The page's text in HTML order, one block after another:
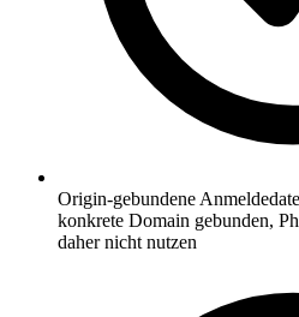
Origin-gebundene
konkrete Domain gebunden,
daher nicht nutzen